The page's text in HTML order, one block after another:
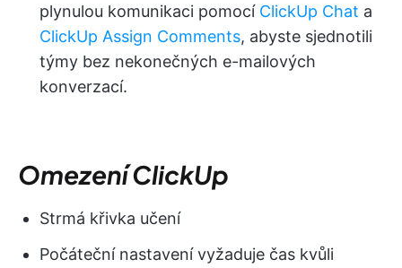
plynulou komunikaci pomocí ClickUp Chat a
ClickUp Assign Comments, abyste sjednotili
týmy bez nekonečných e-mailových
konverzací.
Omezení ClickUp
Strmá křivka učení
Počáteční nastavení vyžaduje čas kvůli